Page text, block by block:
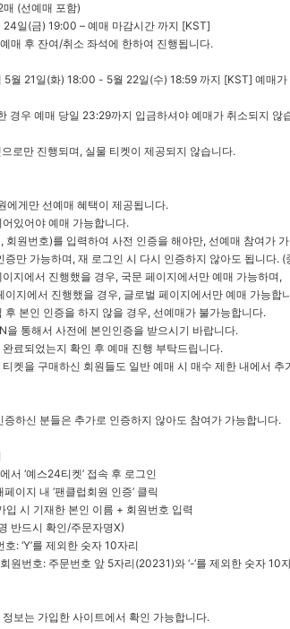
(선예매 포함)
일(금) 19:00 – 예매 마감시간 까지 [KST]
매 후 잔여/취소 좌석에 한하여 진행됩니다.
5월 21일(화) 18:00 - 5월 22일(수) 18:59 까지 [KST] 예매
경우 예매 당일 23:29까지 입금하셔야 예매가 취소되지 않
로만 진행되며, 실물 티켓이 제공되지 않습니다.
에게만 선예매 혜택이 제공됩니다.
있어야 예매 가능합니다.
회원번호)를 입력하여 사전 인증을 해야만, 선예매 참여가
증만 가능하며, 재 로그인 시 다시 인증하지 않아도 됩니다. (
지에서 진행했을 경우, 국문 페이지에서만 예매 가능하며,
이지에서 진행했을 경우, 글로벌 페이지에서만 예매 가능합
후 본인 인증을 하지 않을 경우, 선예매가 불가능합니다.
을 통해서 사전에 본인인증을 받으시기 바랍니다.
료되었는지 확인 후 예매 진행 부탁드립니다.
켓을 구매하신 회원들도 일반 예매 시 매수 제한 내에서 추
증하신 분들은 추가로 인증하지 않아도 참여가 가능합니다.
서 ‘예스24티켓’ 접속 후 로그인
이지 내 ‘팬클럽회원 인증’ 클릭
입 시 기재한 본인 이름 + 회원번호 입력
반드시 확인/주문자명X)
: ‘Y’를 제외한 숫자 10자리
원번호: 주문번호 앞 5자리(20231)와 ‘-‘를 제외한 숫자 10
보는 가입한 사이트에서 확인 가능합니다.